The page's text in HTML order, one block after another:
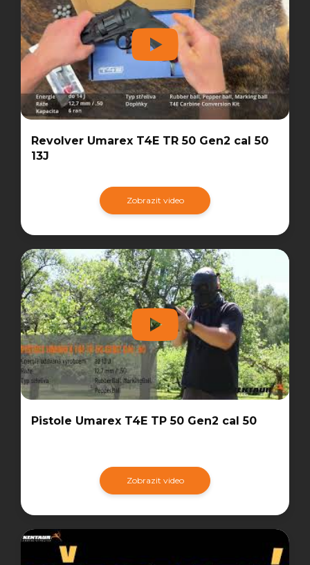
Revolver Umarex T4E TR 50 Gen2 cal 50
13J
Zobrazit video
Pistole Umarex T4E TP 50 Gen2 cal 50
Zobrazit video